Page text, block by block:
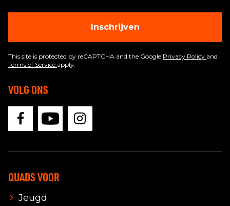
Inschrijven
This site is protected by reCAPTCHA and the Google Privacy Policy and
Terms of Service apply.
VOLG ONS
QUADS VOOR
Jeugd